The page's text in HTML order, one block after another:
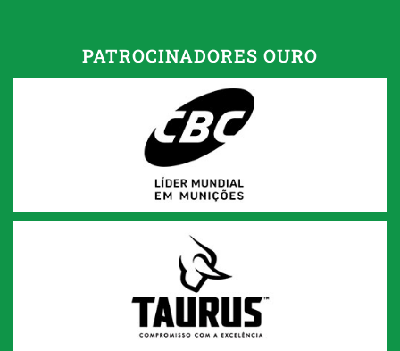
PATROCINADORES OURO